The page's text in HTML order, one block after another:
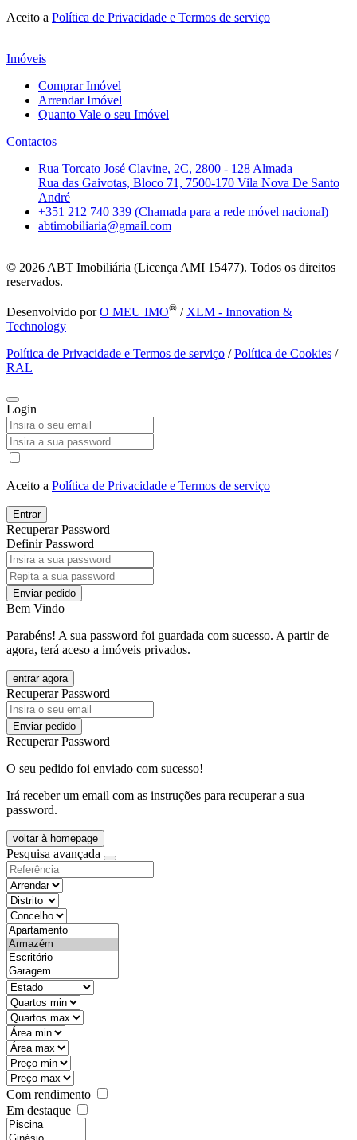
Aceito a Política de Privacidade e Termos de serviço
Imóveis
Comprar Imóvel
Arrendar Imóvel
Quanto Vale o seu Imóvel
Contactos
Rua Torcato José Clavine, 2C, 2800 - 128 Almada
Rua das Gaivotas, Bloco 71, 7500-170 Vila Nova De Santo
André
+351 212 740 339 (Chamada para a rede móvel nacional)
abtimobiliaria@gmail.com
© 2026 ABT Imobiliária (Licença AMI 15477). Todos os direitos
reservados.
Desenvolvido porO MEU IMO® / XLM - Innovation &
Technology
Política de Privacidade e Termos de serviço /Política de Cookies /
RAL
Login
Aceito a Política de Privacidade e Termos de serviço
Entrar
Recuperar Password
Definir Password
Enviar pedido
Bem Vindo
Parabéns! A sua password foi guardada com sucesso. A partir de
agora, terá aceso a imóveis privados.
entrar agora
Recuperar Password
Enviar pedido
Recuperar Password
O seu pedido foi enviado com sucesso!
Irá receber um email com as instruções para recuperar a sua
password.
voltar à homepage
Pesquisa avançada
objective
districtId
countyId
types
state
mintypo
maxtypo
minarea
maxarea
minprice
maxprice
Com rendimento
Em destaque
features